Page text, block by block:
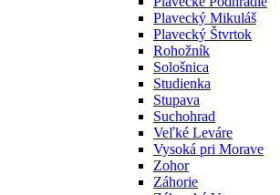
Plavecký Mikuláš
Plavecký Štvrtok
Rohožník
Sološnica
Studienka
Stupava
Suchohrad
Veľké Leváre
Vysoká pri Morave
Zohor
Záhorie